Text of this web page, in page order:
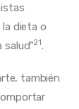
la dieta o
salud”21.
también